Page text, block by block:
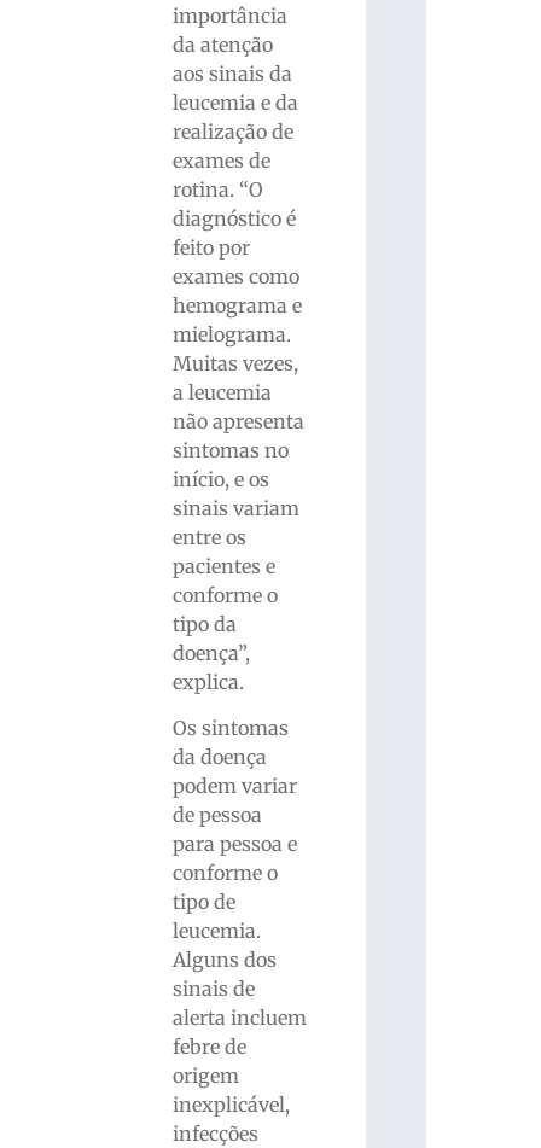
importância
da atenção
aos sinais da
leucemia e da
realização de
exames de
rotina. “O
diagnóstico é
feito por
exames como
hemograma e
mielograma.
Muitas vezes,
a leucemia
não apresenta
sintomas no
início, e os
sinais variam
entre os
pacientes e
conforme o
tipo da
doença”,
explica.
Os sintomas
da doença
podem variar
de pessoa
para pessoa e
conforme o
tipo de
leucemia.
Alguns dos
sinais de
alerta incluem
febre de
origem
inexplicável,
infecções